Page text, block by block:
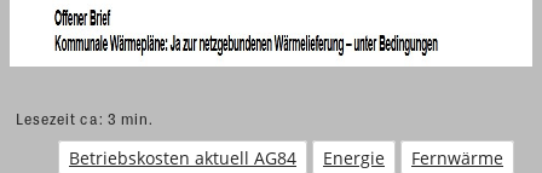
Lesezeit ca: 3 min.
Betriebskosten aktuell AG84 Energie
Fernwärme